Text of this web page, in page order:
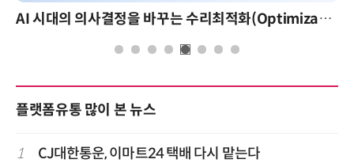
AI 시대의 의사결정을 바꾸는 수리최적화(Optimization): 실제 산업 적용 사례와 활용 전략
플랫폼유통 많이 본 뉴스
1 CJ대한통운, 이마트24 택배 다시 맡는다